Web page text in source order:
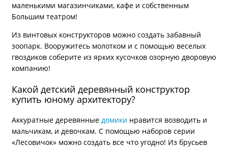
маленькими магазинчиками, кафе и собственным
Большим театром!
Из винтовых конструкторов можно создать забавный
зоопарк. Вооружитесь молотком и с помощью веселых
гвоздиков соберите из ярких кусочков озорную дворовую
компанию!
Какой детский деревянный конструктор
купить юному архитектору?
Аккуратные деревянные домики нравится возводить и
мальчикам, и девочкам. С помощью наборов серии
«Лесовичок» можно создать все что угодно! Из брусьев